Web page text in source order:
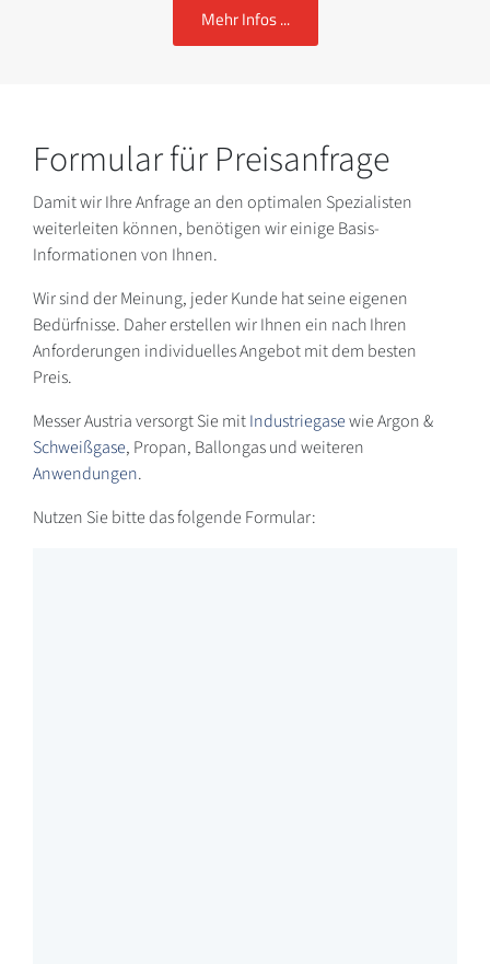
Mehr Infos ...
Formular für Preisanfrage
Damit wir Ihre Anfrage an den optimalen Spezialisten
weiterleiten können, benötigen wir einige Basis-
Informationen von Ihnen.
Wir sind der Meinung, jeder Kunde hat seine eigenen
Bedürfnisse. Daher erstellen wir Ihnen ein nach Ihren
Anforderungen individuelles Angebot mit dem besten
Preis.
Messer Austria versorgt Sie mitIndustriegasewie Argon &
Schweißgase, Propan, Ballongas und weiteren
Anwendungen.
Nutzen Sie bitte das folgende Formular: